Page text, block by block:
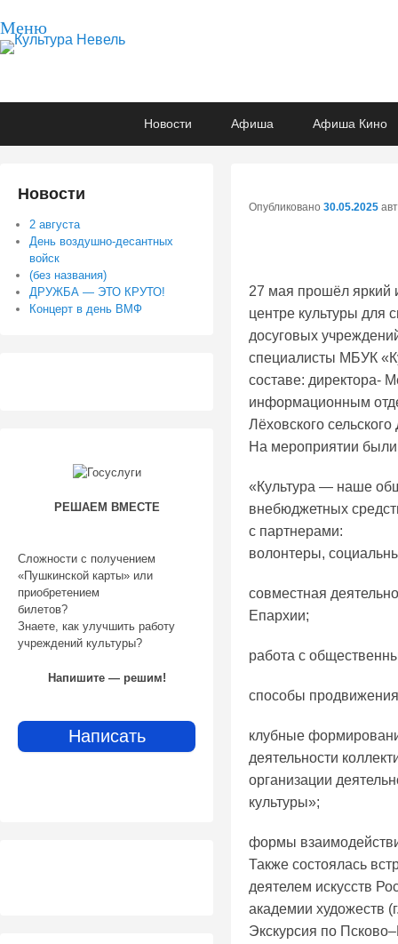
Меню
Культура Невель
Новости Афиша Афиша Кино
Опубликовано 30.05.2025
27 мая прошёл яркий
центре культуры для
досуговых
специалисты МБУК
составе: директора-
информационным
Лёховского
На мероприятии
«Культура — наше
внебюджетных
с партнерами:
волонтеры,
совместная
Епархии;
работа с
способы продвижения
клубные
деятельности
организации
культуры»;
формы
Также состоялась
деятелем искусств
академии художеств
Экскурсия по
Новости
2 августа
День воздушно-десантных
войск
(без названия)
ДРУЖБА — ЭТО КРУТО!
Концерт в день ВМФ
РЕШАЕМ ВМЕСТЕ
Сложности с получением
«Пушкинской карты» или
приобретением
билетов?
Знаете, как улучшить работу
учреждений культуры?
Напишите — решим!
Написать